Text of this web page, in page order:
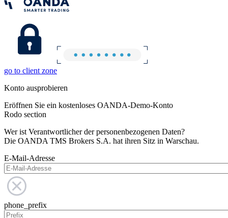
go to client zone
Konto ausprobieren
Eröffnen Sie ein kostenloses OANDA-Demo-Konto
Rodo section
Wer ist Verantwortlicher der personenbezogenen Daten?
Die OANDA TMS Brokers S.A. hat ihren Sitz in Warschau.
E-Mail-Adresse
phone_prefix